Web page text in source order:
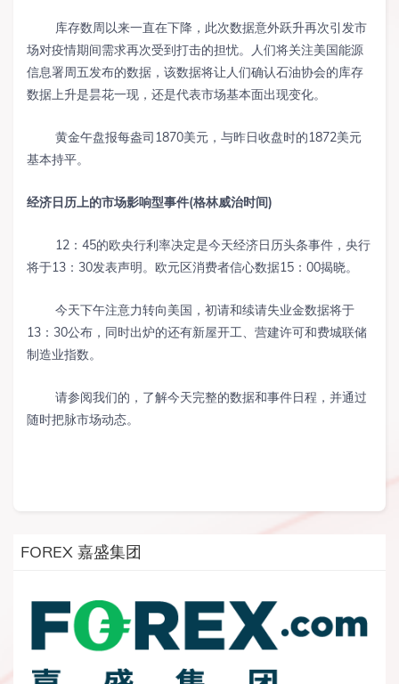
库存数周以来一直在下降，此次数据意外跃升再次引发市
场对疫情期间需求再次受到打击的担忧。人们将关注美国能源
信息署周五发布的数据，该数据将让人们确认石油协会的库存
数据上升是昙花一现，还是代表市场基本面出现变化。
黄金午盘报每盎司1870美元，与昨日收盘时的1872美元
基本持平。
经济日历上的市场影响型事件(格林威治时间)
12：45的欧央行利率决定是今天经济日历头条事件，央行
将于13：30发表声明。欧元区消费者信心数据15：00揭晓。
今天下午注意力转向美国，初请和续请失业金数据将于
13：30公布，同时出炉的还有新屋开工、营建许可和费城联储
制造业指数。
请参阅我们的，了解今天完整的数据和事件日程，并通过
随时把脉市场动态。
FOREX 嘉盛集团